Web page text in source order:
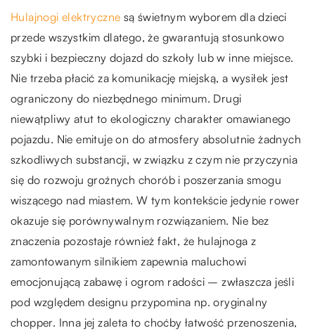
Hulajnogi elektryczne są świetnym wyborem dla dzieci
przede wszystkim dlatego, że gwarantują stosunkowo
szybki i bezpieczny dojazd do szkoły lub w inne miejsce.
Nie trzeba płacić za komunikację miejską, a wysiłek jest
ograniczony do niezbędnego minimum. Drugi
niewątpliwy atut to ekologiczny charakter omawianego
pojazdu. Nie emituje on do atmosfery absolutnie żadnych
szkodliwych substancji, w związku z czym nie przyczynia
się do rozwoju groźnych chorób i poszerzania smogu
wiszącego nad miastem. W tym kontekście jedynie rower
okazuje się porównywalnym rozwiązaniem. Nie bez
znaczenia pozostaje również fakt, że hulajnoga z
zamontowanym silnikiem zapewnia maluchowi
emocjonującą zabawę i ogrom radości – zwłaszcza jeśli
pod względem designu przypomina np. oryginalny
chopper. Inna jej zaleta to choćby łatwość przenoszenia,